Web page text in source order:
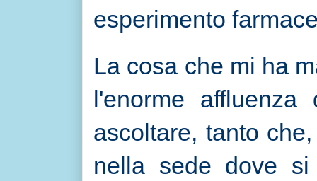
esperimento
La cosa che mi ha
l'enorme
ascoltare, tanto
nella sede dove si